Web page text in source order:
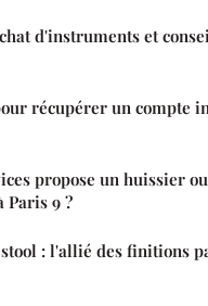
d'instruments et
récupérer un compte
propose un huissier
Paris 9 ?
: l'allié des finitions